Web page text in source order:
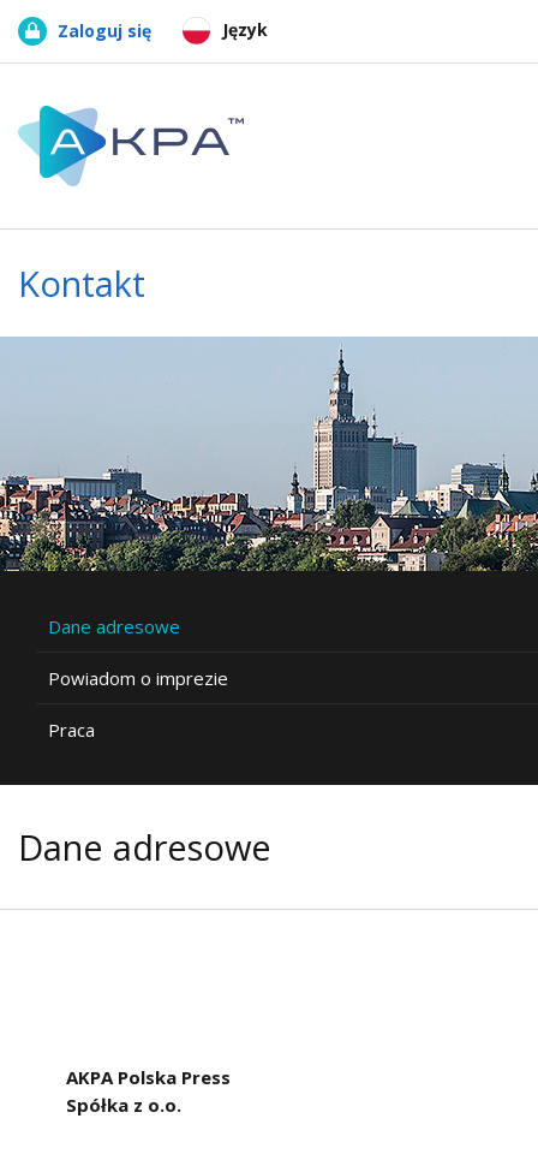
Język
Zaloguj się
Kontakt
Dane adresowe
Powiadom o imprezie
Praca
Dane adresowe
AKPA Polska Press
Spółka z o.o.